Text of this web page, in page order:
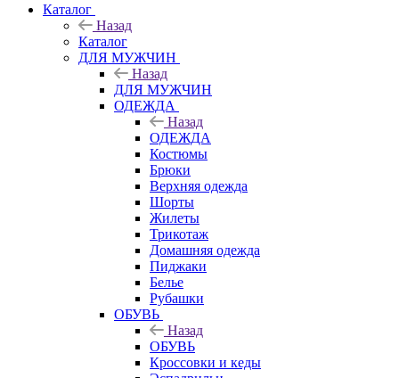
Каталог
Назад
Каталог
ДЛЯ МУЖЧИН
Назад
ДЛЯ МУЖЧИН
ОДЕЖДА
Назад
ОДЕЖДА
Костюмы
Брюки
Верхняя одежда
Шорты
Жилеты
Трикотаж
Домашняя одежда
Пиджаки
Белье
Рубашки
ОБУВЬ
Назад
ОБУВЬ
Кроссовки и кеды